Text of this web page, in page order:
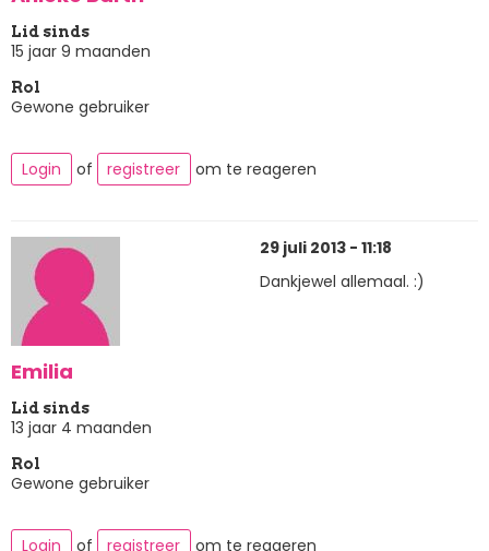
Lid sinds
15 jaar 9 maanden
Rol
Gewone gebruiker
Login of registreer om te reageren
Emilia
Lid sinds
13 jaar 4 maanden
Rol
Gewone gebruiker
29 juli 2013 - 11:18
Dankjewel allemaal. :)
Login of registreer om te reageren